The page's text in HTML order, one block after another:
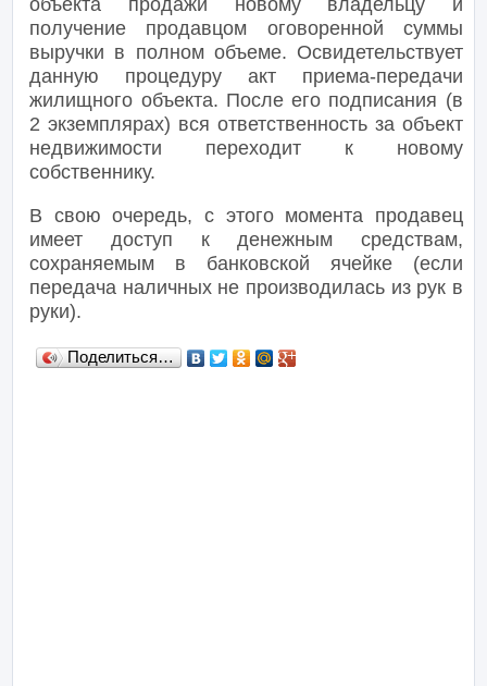
объекта продажи новому владельцу и
получение продавцом оговоренной суммы
выручки в полном объеме. Освидетельствует
данную процедуру акт приема-передачи
жилищного объекта. После его подписания (в
2 экземплярах) вся ответственность за объект
недвижимости переходит к новому
собственнику.
В свою очередь, с этого момента продавец
имеет доступ к денежным средствам,
сохраняемым в банковской ячейке (если
передача наличных не производилась из рук в
руки).
Поделиться…